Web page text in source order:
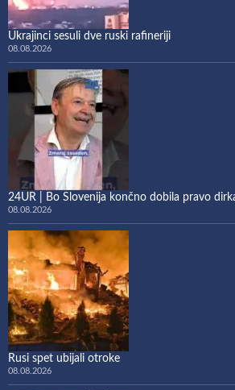
Ukrajinci sesuli dve ruski rafineriji
08.08.2026
24UR | Bo Slovenija končno dobila pravo
08.08.2026
Rusi spet ubijali otroke
08.08.2026